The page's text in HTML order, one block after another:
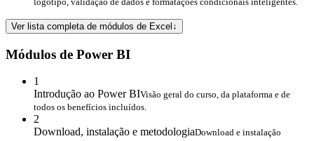
Ver lista completa de módulos de Excel ↓
Módulos de Power BI
1
Introdução ao Power BIVisão geral do curso, da plataforma e de
todos os benefícios incluídos.
2
Download, instalação e metodologiaDownload e instalação